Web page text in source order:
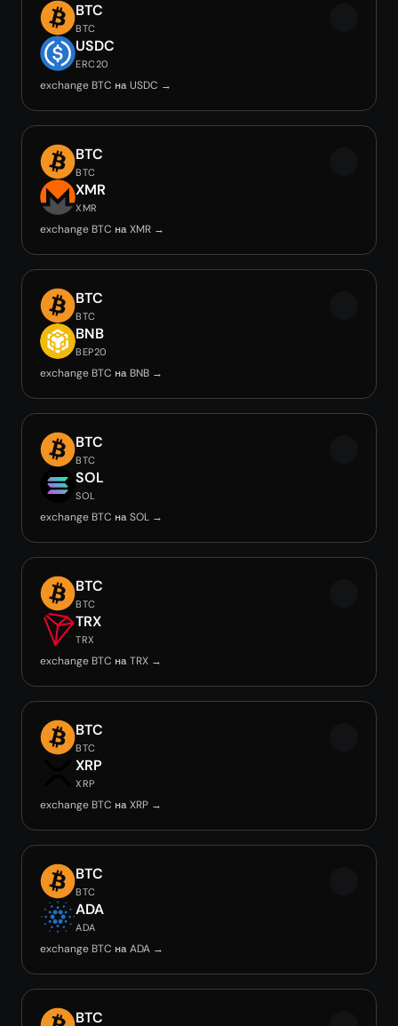
BTC
BTC
USDC
ERC20
exchange BTC на USDC →
BTC
BTC
XMR
XMR
exchange BTC на XMR →
BTC
BTC
BNB
BEP20
exchange BTC на BNB →
BTC
BTC
SOL
SOL
exchange BTC на SOL →
BTC
BTC
TRX
TRX
exchange BTC на TRX →
BTC
BTC
XRP
XRP
exchange BTC на XRP →
BTC
BTC
ADA
ADA
exchange BTC на ADA →
BTC